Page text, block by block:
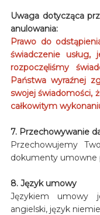
Uwaga dotycząca
anulowania:
Prawo do
świadczenie usług,
rozpoczęliśmy
Państwa wyraźnej
swojej świadomości,
całkowitym
7. Przechowywanie
Przechowujemy
dokumenty umowne
8. Język umowy
Językiem umowy
angielski, język